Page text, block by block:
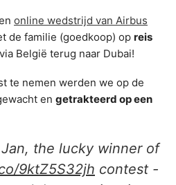
online wedstrijd van Airbus
de familie (goedkoop) op reis
België terug naar Dubai!
te nemen werden we op de
en getrakteerd op een
the lucky winner of
9ktZ5S32jh contest -